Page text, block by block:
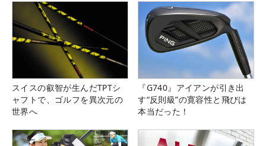
スイスの叡智が生んだTPTシ
ャフトで、ゴルフを異次元の
世界へ
『G740』アイアンが引き出
す“反則級”の寛容性と飛びは
本当だった！